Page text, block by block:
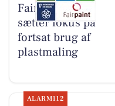
Fairpaint ApS
sætter fokus på
fortsat brug af
plastmaling
ALARM112